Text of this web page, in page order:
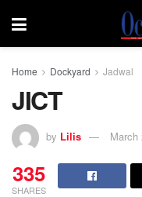
Home Dockyard Jadwal
JICT
by Lilis March
335
SHARES